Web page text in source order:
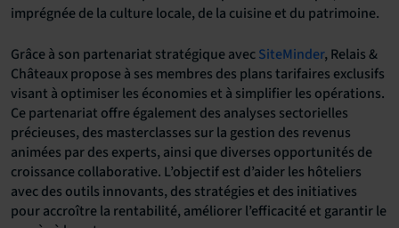
imprégnée de la culture locale, de la cuisine et du patrimoine.
Grâce à son partenariat stratégique avecSiteMinder, Relais &
Châteaux propose à ses membres des plans tarifaires exclusifs
visant à optimiser les économies et à simplifier les opérations.
Ce partenariat offre également des analyses sectorielles
précieuses, des masterclasses sur la gestion des revenus
animées par des experts, ainsi que diverses opportunités de
croissance collaborative. L’objectif est d’aider les hôteliers
avec des outils innovants, des stratégies et des initiatives
pour accroître la rentabilité, améliorer l’efficacité et garantir le